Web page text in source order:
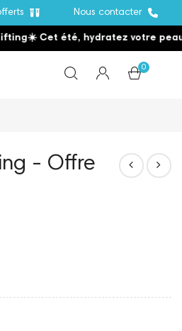
Nous contacter
☀️ Cet été, hydratez votre peau ☀️
0
- Offre